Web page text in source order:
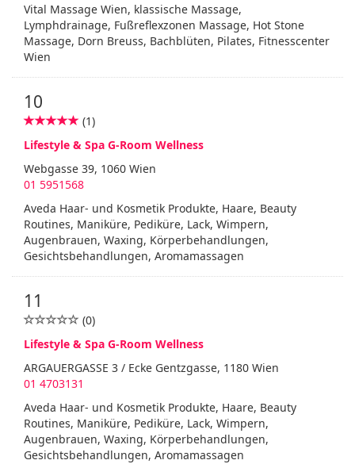
Vital Massage Wien, klassische Massage,
Lymphdrainage, Fußreflexzonen Massage, Hot Stone
Massage, Dorn Breuss, Bachblüten, Pilates, Fitnesscenter
Wien
10
(1)
Lifestyle & Spa G-Room Wellness
Webgasse 39, 1060 Wien
01 5951568
Aveda Haar- und Kosmetik Produkte, Haare, Beauty
Routines, Maniküre, Pediküre, Lack, Wimpern,
Augenbrauen, Waxing, Körperbehandlungen,
Gesichtsbehandlungen, Aromamassagen
11
(0)
Lifestyle & Spa G-Room Wellness
ARGAUERGASSE 3 / Ecke Gentzgasse, 1180 Wien
01 4703131
Aveda Haar- und Kosmetik Produkte, Haare, Beauty
Routines, Maniküre, Pediküre, Lack, Wimpern,
Augenbrauen, Waxing, Körperbehandlungen,
Gesichtsbehandlungen, Aromamassagen